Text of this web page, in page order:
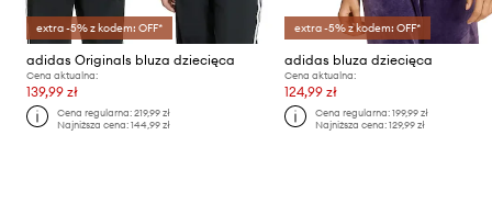
extra -5% z kodem: OFF*
adidas Originals bluza dziecięca
Cena aktualna:
139,99 zł
Cena regularna:219,99 zł
Najniższa cena:144,99 zł
extra -5% z kodem: OFF*
adidas bluza dziecięca
Cena aktualna:
124,99 zł
Cena regularna: 199,99 zł
Najniższa cena: 129,99 zł